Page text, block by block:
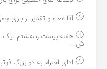
آقا معلم و تقدیر از
ش...
ادای احترام به دو بزرگ